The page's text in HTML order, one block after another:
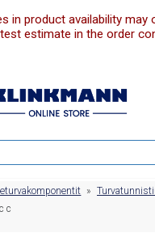
in product availability may
estimate in the order
»
c